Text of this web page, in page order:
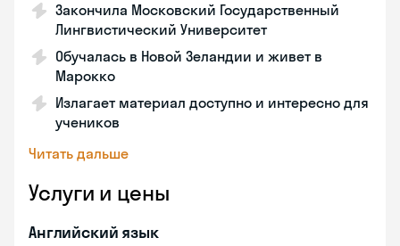
Закончила Московский Государственный
Лингвистический Университет
Обучалась в Новой Зеландии и живет в
Марокко
Излагает материал доступно и интересно для
учеников
Читать дальше
Услуги и цены
Английский язык